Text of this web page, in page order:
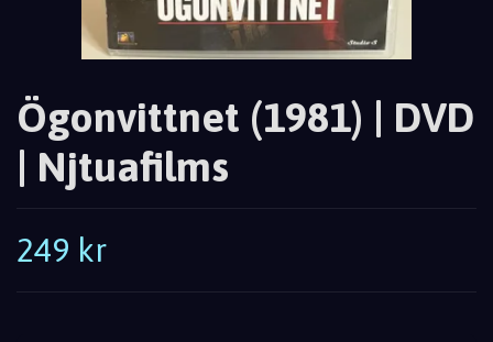
Ögonvittnet (1981) | DVD
| Njtuafilms
249 kr